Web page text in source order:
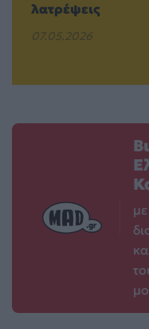
λατρέψεις
07.05.2026